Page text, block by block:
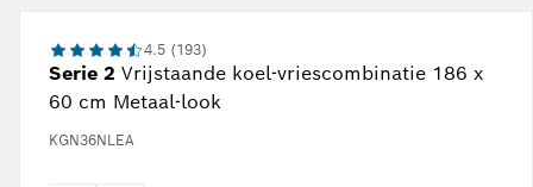
Serie 2 Vrijstaande koel-vriescombinatie 186 x
60 cm Metaal-look
KGN36NLEA
4.5 (193)